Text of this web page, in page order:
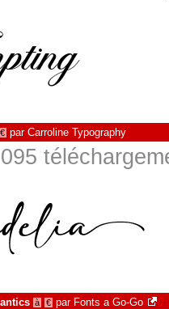
€ par Carroline Typography
à € par Fonts a Go-Go